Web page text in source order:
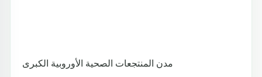
مدن المنتجعات الصحية الأوروبية الكبرى